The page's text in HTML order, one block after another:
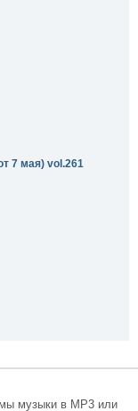
7 мая) vol.261
музыки в MP3 или